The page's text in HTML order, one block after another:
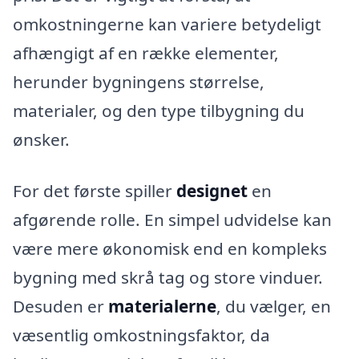
omkostningerne kan variere betydeligt
afhængigt af en række elementer,
herunder bygningens størrelse,
materialer, og den type tilbygning du
ønsker.
For det første spiller designet en
afgørende rolle. En simpel udvidelse kan
være mere økonomisk end en kompleks
bygning med skrå tag og store vinduer.
Desuden er materialerne, du vælger, en
væsentlig omkostningsfaktor, da